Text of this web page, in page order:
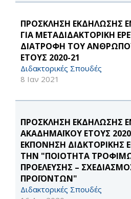
ΠΡΟΣΚΛΗΣΗ ΕΚΔΗΛΩΣΗΣ
ΓΙΑ ΜΕΤΑΔΙΔΑΚΤΟΡΙΚΗ
ΔΙΑΤΡΟΦΗ ΤΟΥ
ΕΤΟΥΣ 2020-21
Διδακτορικές Σπουδές
8 Ιαν 2021
ΠΡΟΣΚΛΗΣΗ ΕΚΔΗΛΩΣΗΣ
ΑΚΑΔΗΜΑΪΚΟΥ ΕΤΟΥΣ
ΕΚΠΟΝΗΣΗ ΔΙΔΚΤΟΡΙΚΗΣ
ΤΗΝ "ΠΟΙΟΤΗΤΑ
ΠΡΟΕΛΕΥΣΗΣ –
ΠΡΟΪΟΝΤΩΝ"
Διδακτορικές Σπουδές